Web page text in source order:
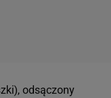
odsączony